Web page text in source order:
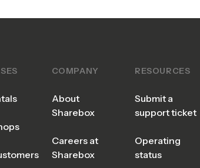
COMPANY
About
Sharebox
Careers at
Sharebox
RESOURCES
Submit a
support ticket
Operating
status